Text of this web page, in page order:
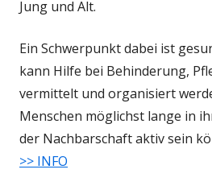
Jung und Alt.
Ein Schwerpunkt dabei ist
kann Hilfe bei Behinderung,
vermittelt und organisiert
Menschen möglichst lange in
der Nachbarschaft aktiv sein
>> INFO